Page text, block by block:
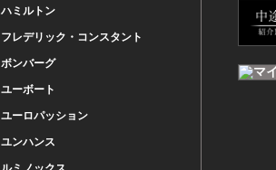
ハミルトン
フレデリック・コンスタント
ボンバーグ
ユーボート
ユーロパッション
ユンハンス